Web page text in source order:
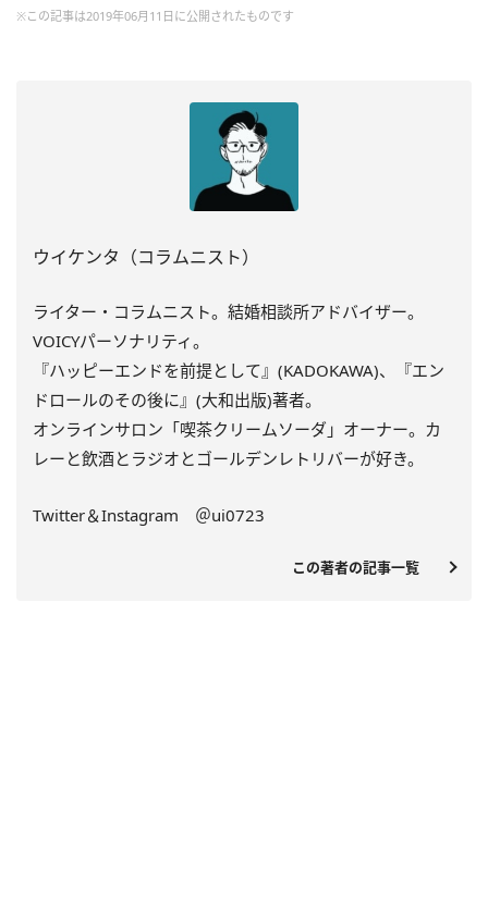
※この記事は2019年06月11日に公開されたものです
ウイケンタ（コラムニスト）
ライター・コラムニスト。結婚相談所アドバイザー。
VOICYパーソナリティ。
『ハッピーエンドを前提として』(KADOKAWA)、『エン
ドロールのその後に』(大和出版)著者。
オンラインサロン「喫茶クリームソーダ」オーナー。カ
レーと飲酒とラジオとゴールデンレトリバーが好き。
Twitter＆Instagram ＠ui0723
この著者の記事一覧